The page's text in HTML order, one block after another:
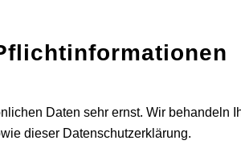
Daten sehr ernst. Wir behandeln
dieser Datenschutzerklärung.